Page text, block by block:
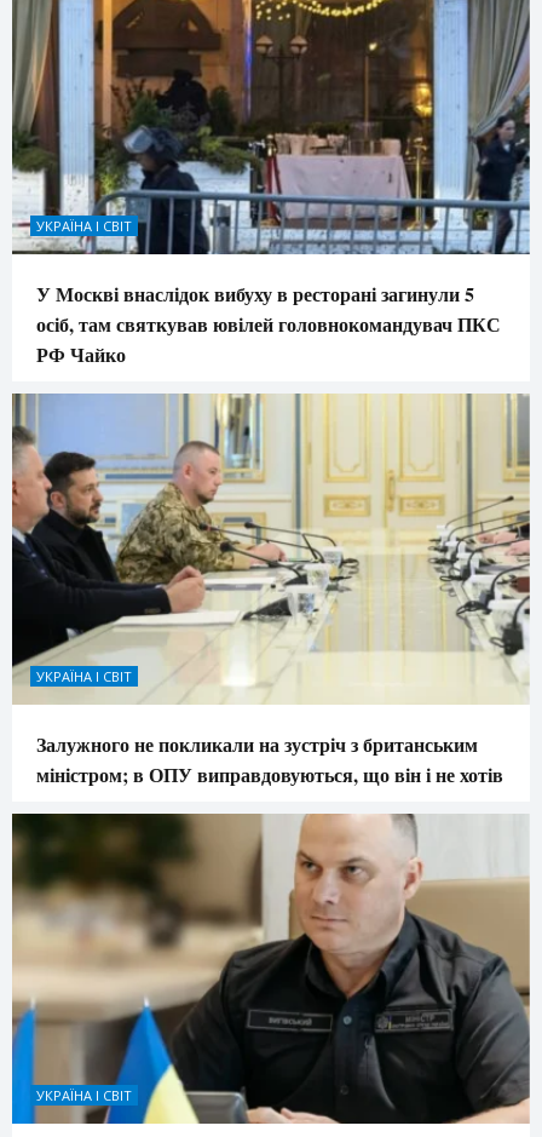
УКРАЇНА І СВІТ
У Москві внаслідок вибуху в ресторані загинули 5
осіб, там святкував ювілей головнокомандувач ПКС
РФ Чайко
УКРАЇНА І СВІТ
Залужного не покликали на зустріч з британським
міністром; в ОПУ виправдовуються, що він і не хотів
УКРАЇНА І СВІТ